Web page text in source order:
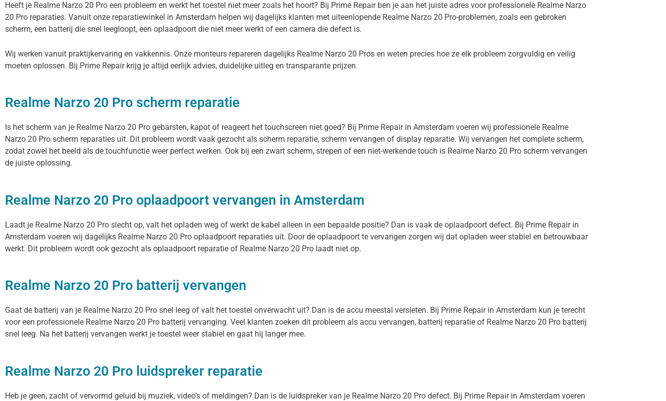
Heeft je Realme Narzo 20 Pro een probleem en werkt het toestel niet meer zoals het hoort? Bij Prime Repair ben je aan het juiste adres voor professionele Realme Narzo
20 Pro reparaties. Vanuit onze reparatiewinkel in Amsterdam helpen wij dagelijks klanten met uiteenlopende Realme Narzo 20 Pro-problemen, zoals een gebroken
scherm, een batterij die snel leegloopt, een oplaadpoort die niet meer werkt of een camera die defect is.
Wij werken vanuit praktijkervaring en vakkennis. Onze monteurs repareren dagelijks Realme Narzo 20 Pros en weten precies hoe ze elk probleem zorgvuldig en veilig
moeten oplossen. Bij Prime Repair krijg je altijd eerlijk advies, duidelijke uitleg en transparante prijzen.
Realme Narzo 20 Pro scherm reparatie
Is het scherm van je Realme Narzo 20 Pro gebarsten, kapot of reageert het touchscreen niet goed? Bij Prime Repair in Amsterdam voeren wij professionele Realme
Narzo 20 Pro scherm reparaties uit. Dit probleem wordt vaak gezocht als scherm reparatie, scherm vervangen of display reparatie. Wij vervangen het complete scherm,
zodat zowel het beeld als de touchfunctie weer perfect werken. Ook bij een zwart scherm, strepen of een niet-werkende touch is Realme Narzo 20 Pro scherm vervangen
de juiste oplossing.
Realme Narzo 20 Pro oplaadpoort vervangen in Amsterdam
Laadt je Realme Narzo 20 Pro slecht op, valt het opladen weg of werkt de kabel alleen in een bepaalde positie? Dan is vaak de oplaadpoort defect. Bij Prime Repair in
Amsterdam voeren wij dagelijks Realme Narzo 20 Pro oplaadpoort reparaties uit. Door de oplaadpoort te vervangen zorgen wij dat opladen weer stabiel en betrouwbaar
werkt. Dit probleem wordt ook gezocht als oplaadpoort reparatie of Realme Narzo 20 Pro laadt niet op.
Realme Narzo 20 Pro batterij vervangen
Gaat de batterij van je Realme Narzo 20 Pro snel leeg of valt het toestel onverwacht uit? Dan is de accu meestal versleten. Bij Prime Repair in Amsterdam kun je terecht
voor een professionele Realme Narzo 20 Pro batterij vervanging. Veel klanten zoeken dit probleem als accu vervangen, batterij reparatie of Realme Narzo 20 Pro batterij
snel leeg. Na het batterij vervangen werkt je toestel weer stabiel en gaat hij langer mee.
Realme Narzo 20 Pro luidspreker reparatie
Heb je geen, zacht of vervormd geluid bij muziek, video’s of meldingen? Dan is de luidspreker van je Realme Narzo 20 Pro defect. Bij Prime Repair in Amsterdam voeren